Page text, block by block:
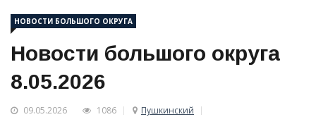
НОВОСТИ БОЛЬШОГО ОКРУГА
Новости большого округа
8.05.2026
09.05.2026 1086 Пушкинский